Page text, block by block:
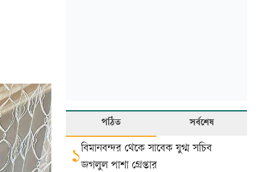
পঠিত সর্বশেষ
১বিমানবন্দর থেকে সাবেক যুগ্ম সচিব
জগলুল পাশা গ্রেপ্তার